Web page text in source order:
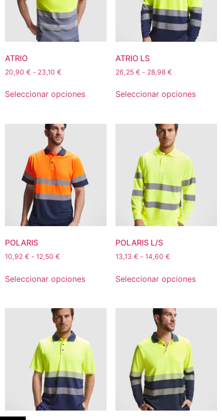
ATRIO
20,90 € - 23,10 €
Seleccionar opciones
ATRIO LS
26,25 € - 28,98 €
Seleccionar opciones
POLARIS
10,92 € - 12,50 €
Seleccionar opciones
POLARIS L/S
13,13 € - 14,60 €
Seleccionar opciones